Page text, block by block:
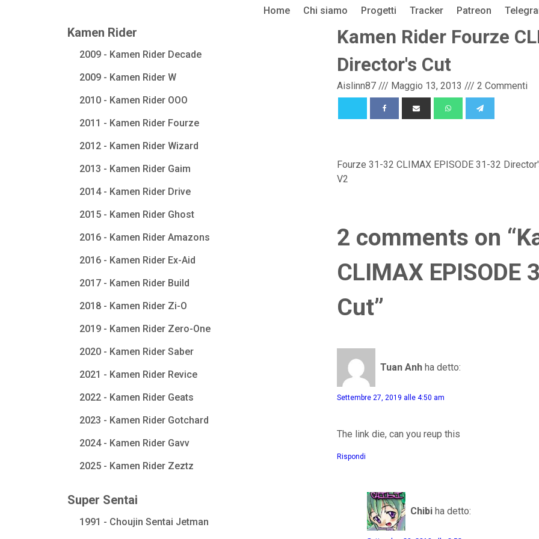
Home Chi siamo Progetti Tracker Patreon
Kamen Rider
2009 - Kamen Rider Decade
2009 - Kamen Rider W
2010 - Kamen Rider OOO
2011 - Kamen Rider Fourze
2012 - Kamen Rider Wizard
2013 - Kamen Rider Gaim
2014 - Kamen Rider Drive
2015 - Kamen Rider Ghost
2016 - Kamen Rider Amazons
2016 - Kamen Rider Ex-Aid
2017 - Kamen Rider Build
2018 - Kamen Rider Zi-O
2019 - Kamen Rider Zero-One
2020 - Kamen Rider Saber
2021 - Kamen Rider Revice
2022 - Kamen Rider Geats
2023 - Kamen Rider Gotchard
2024 - Kamen Rider Gavv
2025 - Kamen Rider Zeztz
Super Sentai
1991 - Choujin Sentai Jetman
Kamen Rider Fourze
Director's Cut
Aislinn87 /// Maggio 13, 2013 /// 2 Commenti
Fourze 31-32 CLIMAX EPISODE 31-32
V2
2 comments on
CLIMAX EPISODE
Cut”
Tuan Anh ha detto:
Settembre 27, 2019 alle 4:50 am
The link die, can you reup this
Rispondi
Chibi ha detto: